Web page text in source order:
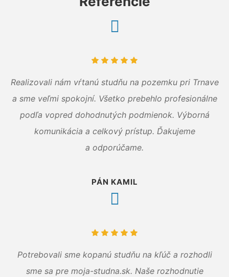
Realizovali nám vŕtanú studňu na pozemku pri Trnave
a sme veľmi spokojní. Všetko prebehlo profesionálne
podľa vopred dohodnutých podmienok. Výborná
komunikácia a celkový prístup. Ďakujeme
a odporúčame.
PÁN KAMIL
Potrebovali sme kopanú studňu na kľúč a rozhodli
sme sa pre moja-studna.sk. Naše rozhodnutie